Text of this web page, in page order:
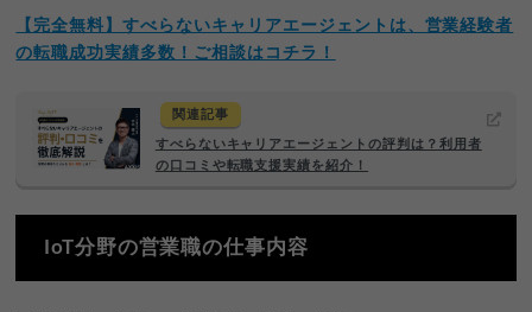
【完全無料】すべらないキャリアエージェントは、営業経験者
の転職成功実績多数！ご相談はコチラ！
関連記事
すべらないキャリアエージェントの評判は？利用者
の口コミや転職支援実績を紹介！
IoT分野の営業職の仕事内容